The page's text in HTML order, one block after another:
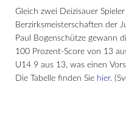
Gleich zwei Deizisauer
Berzirksmeisterschaften der
Paul Bogenschütze gewann
100 Prozent-Score von 13
U14 9 aus 13, was einen
Die Tabelle finden Sie hier.